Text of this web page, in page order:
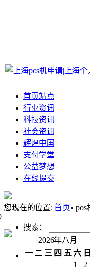
首页站点
行业资讯
科技资讯
社会资讯
辉煌中国
支付学堂
公益梦想
在线提交
您现在的位置: 首页» pos
搜索：
2026年八月
一 二 三 四 五 六 日
1
2